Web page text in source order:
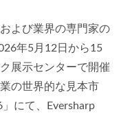
よび業界の専門家の
年5月12日から15
展示センターで開催
の世界的な見本市
」にて、Eversharp